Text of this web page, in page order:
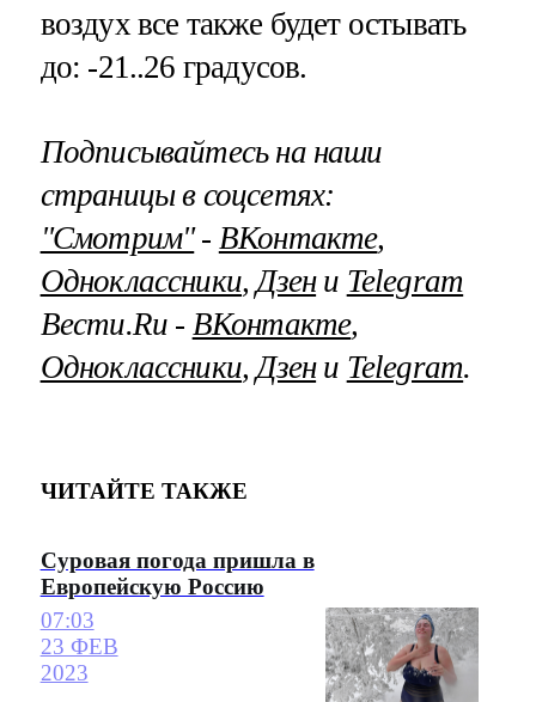
воздух все также будет остывать
до: -21..26 градусов.
Подписывайтесь на наши
страницы в соцсетях:
"Смотрим"‐ ВКонтакте,
Одноклассники, Дзени Telegram
Вести.Ru ‐ ВКонтакте,
Одноклассники, Дзени Telegram.
ЧИТАЙТЕ ТАКЖЕ
Суровая погода пришла в
Европейскую Россию
07:03
23 ФЕВ
2023